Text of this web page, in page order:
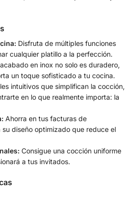
Disfruta de múltiples funciones
cualquier platillo a la perfección.
en inox no solo es duradero,
un toque sofisticado a tu cocina.
intuitivos que simplifican la cocción,
en lo que realmente importa: la
Ahorra en tus facturas de
diseño optimizado que reduce el
Consigue una cocción uniforme
a tus invitados.